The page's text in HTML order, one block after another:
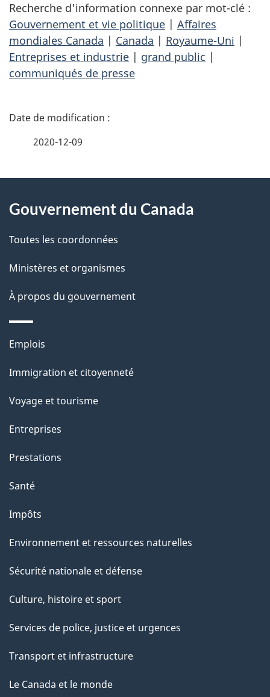
Recherche d'information connexe par mot-clé :
Gouvernement et vie politique | Affaires
mondiales Canada | Canada | Royaume-Uni |
Entreprises et industrie | grand public |
communiqués de presse
D
i
l
s
d
e
l
a
p
a
g
e
2020-12-09
propos
de
ce
site
Gouvernement du Canada
Toutes les coordonnées
Ministères et organismes
À propos du gouvernement
Thèmes
sujets
Emplois
Immigration et citoyenneté
Voyage et tourisme
Entreprises
Prestations
Santé
Impôts
Environnement et ressources naturelles
Sécurité nationale et défense
Culture, histoire et sport
Services de police, justice et urgences
Transport et infrastructure
Le Canada et le monde